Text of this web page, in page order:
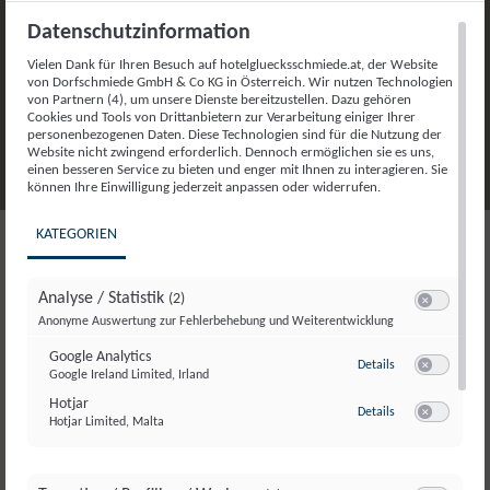
Seminare und Events
Du suchst einen untypsichen Ort für euer anstehendes
Datenschutzinformation
Vielen Dank für Ihren Besuch auf hotelgluecksschmiede.at, der Website
von Dorfschmiede GmbH & Co KG in Österreich. Wir nutzen Technologien
von Partnern (4), um unsere Dienste bereitzustellen. Dazu gehören
Cookies und Tools von Drittanbietern zur Verarbeitung einiger Ihrer
personenbezogenen Daten. Diese Technologien sind für die Nutzung der
Website nicht zwingend erforderlich. Dennoch ermöglichen sie es uns,
einen besseren Service zu bieten und enger mit Ihnen zu interagieren. Sie
können Ihre Einwilligung jederzeit anpassen oder widerrufen.
KATEGORIEN
Analyse / Statistik (2)
Anonyme Auswertung zur Fehlerbehebung und Weiterentwicklung
Google Analytics
Google Ireland Limited, Irland
Details zu Google
Hotjar
Hotjar Limited, Malta
Details zu Hotjar